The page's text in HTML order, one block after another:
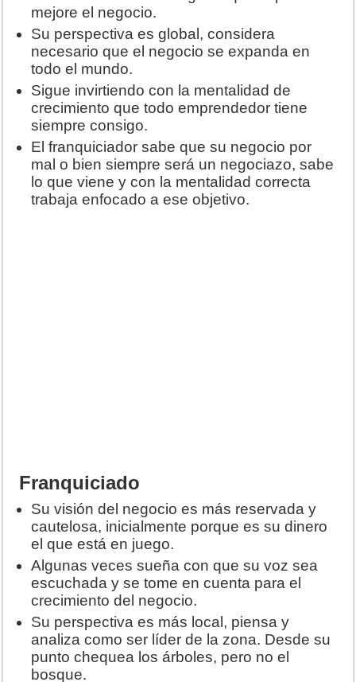
mejore el negocio.
Su perspectiva es global, considera
necesario que el negocio se expanda en
todo el mundo.
Sigue invirtiendo con la mentalidad de
crecimiento que todo emprendedor tiene
siempre consigo.
El franquiciador sabe que su negocio por
mal o bien siempre será un negociazo, sabe
lo que viene y con la mentalidad correcta
trabaja enfocado a ese objetivo.
Franquiciado
Su visión del negocio es más reservada y
cautelosa, inicialmente porque es su dinero
el que está en juego.
Algunas veces sueña con que su voz sea
escuchada y se tome en cuenta para el
crecimiento del negocio.
Su perspectiva es más local, piensa y
analiza como ser líder de la zona. Desde su
punto chequea los árboles, pero no el
bosque.